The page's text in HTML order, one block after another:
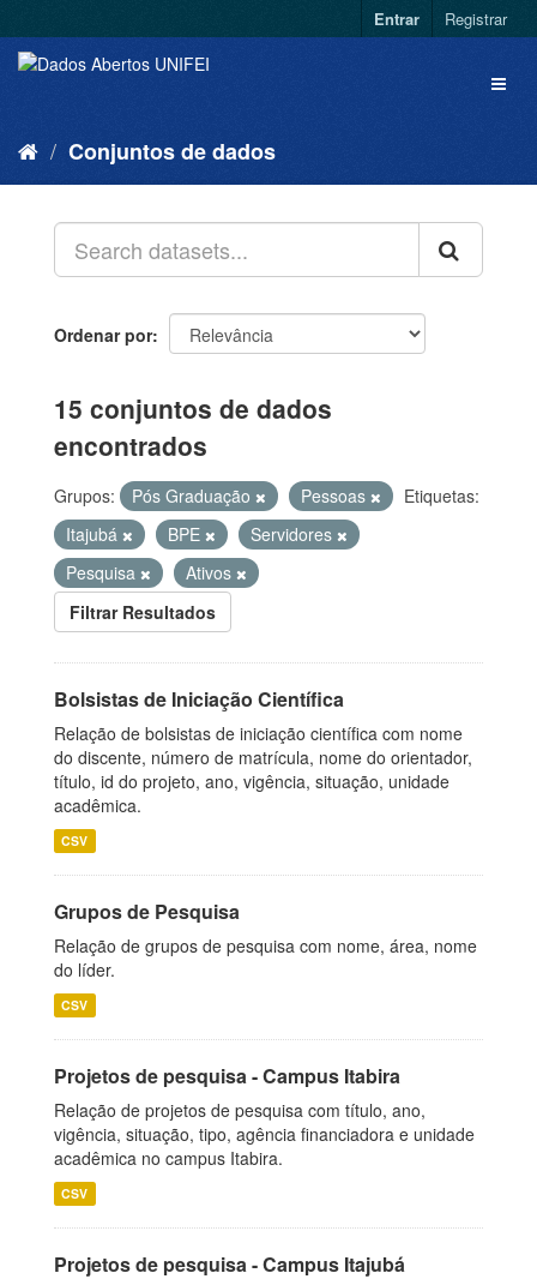
Entrar Registrar
Conjuntos de dados
Ordenar por
15 conjuntos de dados
encontrados
Grupos: Pós Graduação Pessoas
Etiquetas:
Itajubá
BPE
Servidores
Pesquisa
Ativos
Filtrar Resultados
Bolsistas de Iniciação Científica
Relação de bolsistas de iniciação científica com nome
do discente, número de matrícula, nome do orientador,
título, id do projeto, ano, vigência, situação, unidade
acadêmica.
CSV
Grupos de Pesquisa
Relação de grupos de pesquisa com nome, área, nome
do líder.
CSV
Projetos de pesquisa - Campus Itabira
Relação de projetos de pesquisa com título, ano,
vigência, situação, tipo, agência financiadora e unidade
acadêmica no campus Itabira.
CSV
Projetos de pesquisa - Campus Itajubá